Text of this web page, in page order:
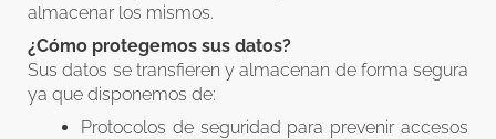
almacenar los mismos.
¿Cómo protegemos sus datos?
Sus datos se transfieren y almacenan de forma segura
ya que disponemos de:
Protocolos de seguridad para prevenir accesos